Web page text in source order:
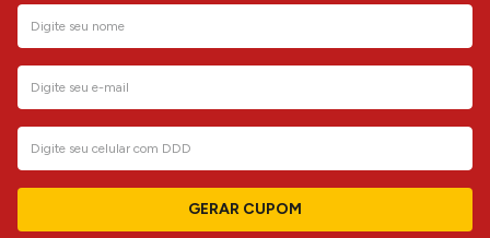
GERAR CUPOM